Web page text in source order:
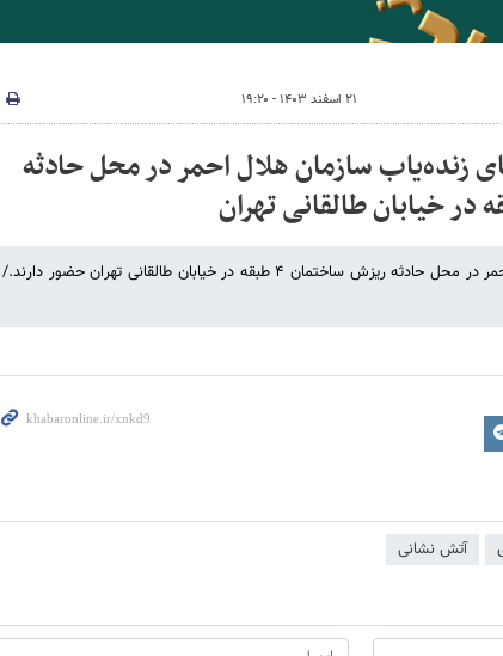
۲۱ اسفند ۱۴۰۳ - ۱۹:۲۰
سازمان هلال احمر در محل حادثه
سگ های زنده یاب سازمان هلال احمر در محل حادثه ریزش ساختمان ۴ طبقه در خیابان طالقانی تهران حضور دارند./
آتش‌ نشانی